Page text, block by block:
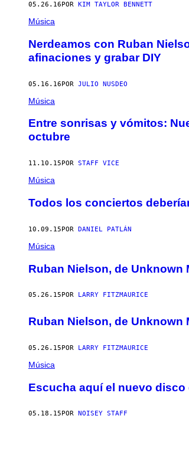
05.26.16 POR KIM TAYLOR BENNETT
Música
Nerdeamos con Ruban
afinaciones y grabar DIY
05.16.16POR JULIO NUSDEO
Música
Entre sonrisas y vómitos:
octubre
11.10.15 POR STAFF VICE
Música
Todos los conciertos
10.09.15POR DANIEL PATLÁN
Música
Ruban Nielson, de Unknown
05.26.15 POR LARRY FITZMAURICE
Ruban Nielson, de Unknown
05.26.15POR LARRY FITZMAURICE
Música
Escucha aquí el nuevo disco
05.18.15 POR NOISEY STAFF